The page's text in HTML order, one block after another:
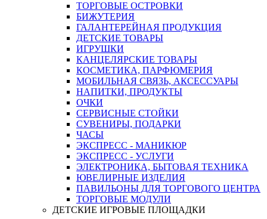
ТОРГОВЫЕ ОСТРОВКИ
БИЖУТЕРИЯ
ГАЛАНТЕРЕЙНАЯ ПРОДУКЦИЯ
ДЕТСКИЕ ТОВАРЫ
ИГРУШКИ
КАНЦЕЛЯРСКИЕ ТОВАРЫ
КОСМЕТИКА, ПАРФЮМЕРИЯ
МОБИЛЬНАЯ СВЯЗЬ, АКСЕССУАРЫ
НАПИТКИ, ПРОДУКТЫ
ОЧКИ
СЕРВИСНЫЕ СТОЙКИ
СУВЕНИРЫ, ПОДАРКИ
ЧАСЫ
ЭКСПРЕСС - МАНИКЮР
ЭКСПРЕСС - УСЛУГИ
ЭЛЕКТРОНИКА, БЫТОВАЯ ТЕХНИКА
ЮВЕЛИРНЫЕ ИЗДЕЛИЯ
ПАВИЛЬОНЫ ДЛЯ ТОРГОВОГО ЦЕНТРА
ТОРГОВЫЕ МОДУЛИ
ДЕТСКИЕ ИГРОВЫЕ ПЛОЩАДКИ